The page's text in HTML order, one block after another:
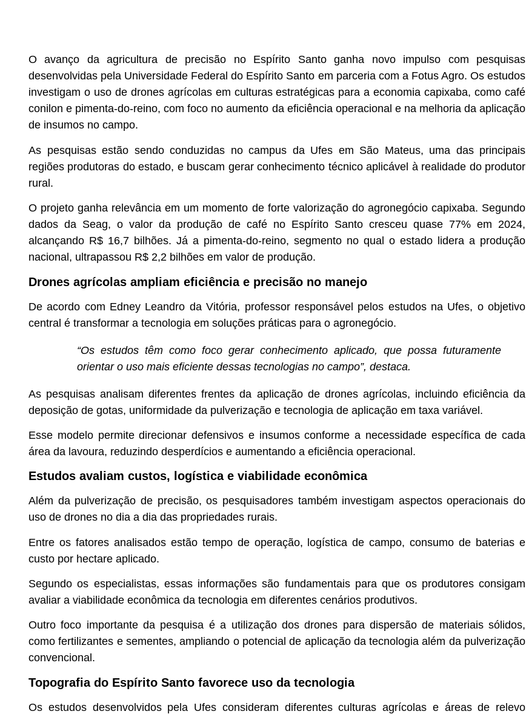
O avanço da agricultura de precisão no Espírito Santo ganha novo impulso com pesquisas
desenvolvidas pela Universidade Federal do Espírito Santo em parceria com a Fotus Agro. Os estudos
investigam o uso de drones agrícolas em culturas estratégicas para a economia capixaba, como café
conilon e pimenta-do-reino, com foco no aumento da eficiência operacional e na melhoria da aplicação
de insumos no campo.
As pesquisas estão sendo conduzidas no campus da Ufes em São Mateus, uma das principais
regiões produtoras do estado, e buscam gerar conhecimento técnico aplicável à realidade do produtor
rural.
O projeto ganha relevância em um momento de forte valorização do agronegócio capixaba. Segundo
dados da Seag, o valor da produção de café no Espírito Santo cresceu quase 77% em 2024,
alcançando R$ 16,7 bilhões. Já a pimenta-do-reino, segmento no qual o estado lidera a produção
nacional, ultrapassou R$ 2,2 bilhões em valor de produção.
Drones agrícolas ampliam eficiência e precisão no manejo
De acordo com Edney Leandro da Vitória, professor responsável pelos estudos na Ufes, o objetivo
central é transformar a tecnologia em soluções práticas para o agronegócio.
“Os estudos têm como foco gerar conhecimento aplicado, que possa futuramente
orientar o uso mais eficiente dessas tecnologias no campo”, destaca.
As pesquisas analisam diferentes frentes da aplicação de drones agrícolas, incluindo eficiência da
deposição de gotas, uniformidade da pulverização e tecnologia de aplicação em taxa variável.
Esse modelo permite direcionar defensivos e insumos conforme a necessidade específica de cada
área da lavoura, reduzindo desperdícios e aumentando a eficiência operacional.
Estudos avaliam custos, logística e viabilidade econômica
Além da pulverização de precisão, os pesquisadores também investigam aspectos operacionais do
uso de drones no dia a dia das propriedades rurais.
Entre os fatores analisados estão tempo de operação, logística de campo, consumo de baterias e
custo por hectare aplicado.
Segundo os especialistas, essas informações são fundamentais para que os produtores consigam
avaliar a viabilidade econômica da tecnologia em diferentes cenários produtivos.
Outro foco importante da pesquisa é a utilização dos drones para dispersão de materiais sólidos,
como fertilizantes e sementes, ampliando o potencial de aplicação da tecnologia além da pulverização
convencional.
Topografia do Espírito Santo favorece uso da tecnologia
Os estudos desenvolvidos pela Ufes consideram diferentes culturas agrícolas e áreas de relevo